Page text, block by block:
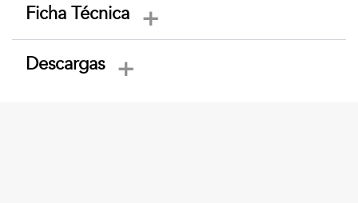
Ficha Técnica
Descargas